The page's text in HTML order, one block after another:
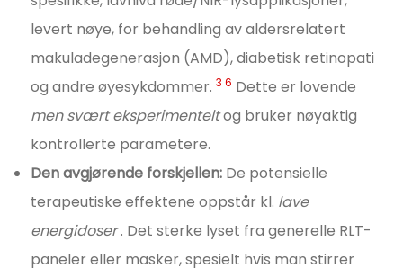
levert nøye, for behandling av aldersrelatert
makuladegenerasjon (AMD), diabetisk retinopati
og andre øyesykdommer.3 6 Dette er lovende
men svært eksperimenteltog bruker nøyaktig
kontrollerte parametere.
Den avgjørende forskjellen: De potensielle
terapeutiske effektene oppstår kl. lave
energidoser. Det sterke lyset fra generelle RLT-
paneler eller masker, spesielt hvis man stirrer